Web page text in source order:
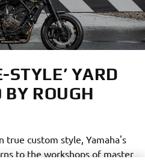
YARD
ROUGH
true custom style, Yamaha's
to the workshops of master